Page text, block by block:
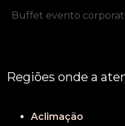
Buffet evento
Regiões onde a
Aclimação